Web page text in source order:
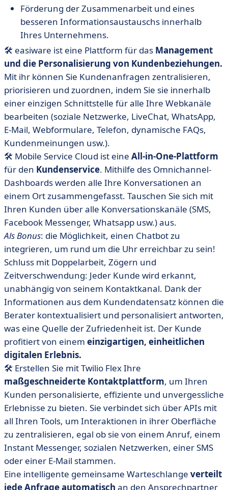
Förderung der Zusammenarbeit und eines
besseren Informationsaustauschs innerhalb
Ihres Unternehmens.
🛠 easiware ist eine Plattform für das Management
und die Personalisierung von Kundenbeziehungen.
Mit ihr können Sie Kundenanfragen zentralisieren,
priorisieren und zuordnen, indem Sie sie innerhalb
einer einzigen Schnittstelle für alle Ihre Webkanäle
bearbeiten (soziale Netzwerke, LiveChat, WhatsApp,
E-Mail, Webformulare, Telefon, dynamische FAQs,
Kundenmeinungen usw.).
🛠 Mobile Service Cloud ist eine All-in-One-Plattform
für den Kundenservice. Mithilfe des Omnichannel-
Dashboards werden alle Ihre Konversationen an
einem Ort zusammengefasst. Tauschen Sie sich mit
Ihren Kunden über alle Konversationskanäle (SMS,
Facebook Messenger, Whatsapp usw.) aus.
Als Bonus: die Möglichkeit, einen Chatbot zu
integrieren, um rund um die Uhr erreichbar zu sein!
Schluss mit Doppelarbeit, Zögern und
Zeitverschwendung: Jeder Kunde wird erkannt,
unabhängig von seinem Kontaktkanal. Dank der
Informationen aus dem Kundendatensatz können die
Berater kontextualisiert und personalisiert antworten,
was eine Quelle der Zufriedenheit ist. Der Kunde
profitiert von einem einzigartigen, einheitlichen
digitalen Erlebnis.
🛠 Erstellen Sie mit Twilio Flex Ihre
maßgeschneiderte Kontaktplattform, um Ihren
Kunden personalisierte, effiziente und unvergessliche
Erlebnisse zu bieten. Sie verbindet sich über APIs mit
all Ihren Tools, um Interaktionen in ihrer Oberfläche
zu zentralisieren, egal ob sie von einem Anruf, einem
Instant Messenger, sozialen Netzwerken, einer SMS
oder einer E-Mail stammen.
Eine intelligente gemeinsame Warteschlange verteilt
jede Anfrage automatisch an den Ansprechpartner